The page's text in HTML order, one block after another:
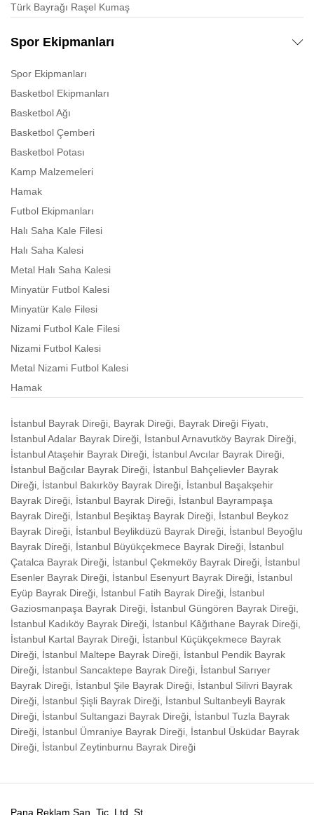
Türk Bayrağı Raşel Kumaş
Spor Ekipmanları
Spor Ekipmanları
Basketbol Ekipmanları
Basketbol Ağı
Basketbol Çemberi
Basketbol Potası
Kamp Malzemeleri
Hamak
Futbol Ekipmanları
Halı Saha Kale Filesi
Halı Saha Kalesi
Metal Halı Saha Kalesi
Minyatür Futbol Kalesi
Minyatür Kale Filesi
Nizami Futbol Kale Filesi
Nizami Futbol Kalesi
Metal Nizami Futbol Kalesi
Hamak
İstanbul Bayrak Direği, Bayrak Direği, Bayrak Direği Fiyatı,
İstanbul Adalar Bayrak Direği, İstanbul Arnavutköy Bayrak Direği,
İstanbul Ataşehir Bayrak Direği, İstanbul Avcılar Bayrak Direği,
İstanbul Bağcılar Bayrak Direği, İstanbul Bahçelievler Bayrak
Direği, İstanbul Bakırköy Bayrak Direği, İstanbul Başakşehir
Bayrak Direği, İstanbul Bayrak Direği, İstanbul Bayrampaşa
Bayrak Direği, İstanbul Beşiktaş Bayrak Direği, İstanbul Beykoz
Bayrak Direği, İstanbul Beylikdüzü Bayrak Direği, İstanbul Beyoğlu
Bayrak Direği, İstanbul Büyükçekmece Bayrak Direği, İstanbul
Çatalca Bayrak Direği, İstanbul Çekmeköy Bayrak Direği, İstanbul
Esenler Bayrak Direği, İstanbul Esenyurt Bayrak Direği, İstanbul
Eyüp Bayrak Direği, İstanbul Fatih Bayrak Direği, İstanbul
Gaziosmanpaşa Bayrak Direği, İstanbul Güngören Bayrak Direği,
İstanbul Kadıköy Bayrak Direği, İstanbul Kâğıthane Bayrak Direği,
İstanbul Kartal Bayrak Direği, İstanbul Küçükçekmece Bayrak
Direği, İstanbul Maltepe Bayrak Direği, İstanbul Pendik Bayrak
Direği, İstanbul Sancaktepe Bayrak Direği, İstanbul Sarıyer
Bayrak Direği, İstanbul Şile Bayrak Direği, İstanbul Silivri Bayrak
Direği, İstanbul Şişli Bayrak Direği, İstanbul Sultanbeyli Bayrak
Direği, İstanbul Sultangazi Bayrak Direği, İstanbul Tuzla Bayrak
Direği, İstanbul Ümraniye Bayrak Direği, İstanbul Üsküdar Bayrak
Direği, İstanbul Zeytinburnu Bayrak Direği
Pana Reklam San. Tic. Ltd. Şt